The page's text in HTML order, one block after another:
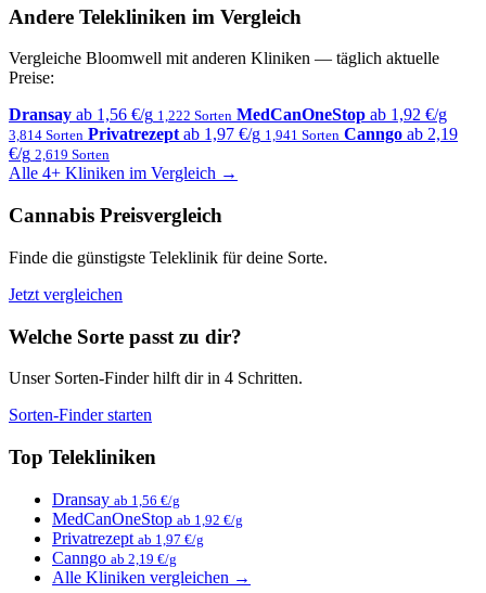
Andere Telekliniken im Vergleich
Vergleiche Bloomwell mit anderen Kliniken — täglich aktuelle
Preise:
Dransay ab 1,56 €/g 1,222 Sorten MedCanOneStop ab 1,92 €/g
3,814 Sorten Privatrezept ab 1,97 €/g 1,941 Sorten Canngo ab 2,19
€/g 2,619 Sorten
Alle 4+ Kliniken im Vergleich →
Cannabis Preisvergleich
Finde die günstigste Teleklinik für deine Sorte.
Jetzt vergleichen
Welche Sorte passt zu dir?
Unser Sorten-Finder hilft dir in 4 Schritten.
Sorten-Finder starten
Top Telekliniken
Dransay ab 1,56 €/g
MedCanOneStop ab 1,92 €/g
Privatrezept ab 1,97 €/g
Canngo ab 2,19 €/g
Alle Kliniken vergleichen →